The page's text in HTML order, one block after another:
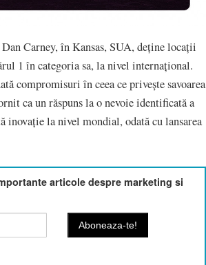
Carney, în Kansas, SUA, deține locații
1 în categoria sa, la nivel internațional.
compromisuri în ceea ce privește savoarea
ca un răspuns la o nevoie identificată a
inovație la nivel mondial, odată cu lansarea
articole despre marketing si